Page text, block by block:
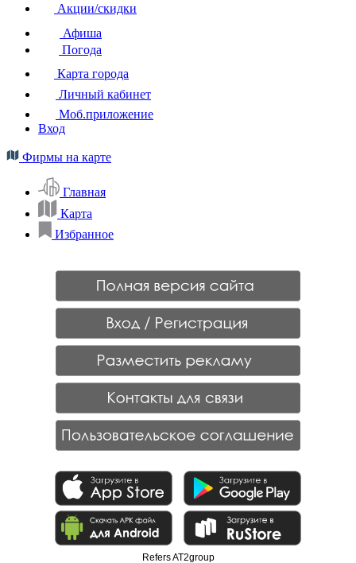
Акции/скидки
Афиша
Погода
Карта города
Личный кабинет
Моб.приложение
Вход
Фирмы на карте
Главная
Карта
Избранное
Refers AT2group